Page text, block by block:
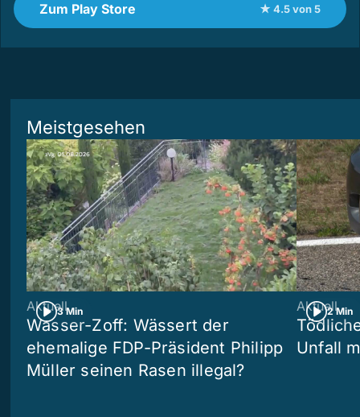
Zum Play Store ★ 4.5 von 5
Meistgesehen
3 Min
Aktuell
Wasser-Zoff: Wässert der
ehemalige FDP-Präsident Philipp
Müller seinen Rasen illegal?
2 Min
Aktuell
Unfall